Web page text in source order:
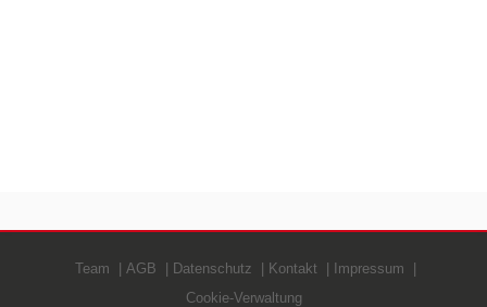
Team AGB Datenschutz Kontakt
Impressum
Cookie-Verwaltung